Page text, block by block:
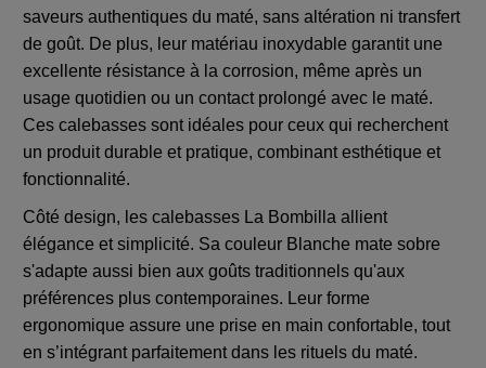
saveurs authentiques du maté, sans altération ni transfert
de goût. De plus, leur matériau inoxydable garantit une
excellente résistance à la corrosion, même après un
usage quotidien ou un contact prolongé avec le maté.
Ces calebasses sont idéales pour ceux qui recherchent
un produit durable et pratique, combinant esthétique et
fonctionnalité.
Côté design, les calebasses La Bombilla allient
élégance et simplicité. Sa couleur Blanche mate sobre
s'adapte aussi bien aux goûts traditionnels qu'aux
préférences plus contemporaines. Leur forme
ergonomique assure une prise en main confortable, tout
en s’intégrant parfaitement dans les rituels du maté.